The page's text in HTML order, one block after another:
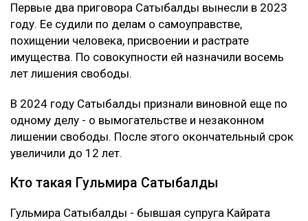
Первые два приговора Сатыбалды вынесли в 2023
году. Ее судили по делам о самоуправстве,
похищении человека, присвоении и растрате
имущества. По совокупности ей назначили восемь
лет лишения свободы.
В 2024 году Сатыбалды признали виновной еще по
одному делу - о вымогательстве и незаконном
лишении свободы. После этого окончательный срок
увеличили до 12 лет.
Кто такая Гульмира Сатыбалды
Гульмира Сатыбалды - бывшая супруга Кайрата